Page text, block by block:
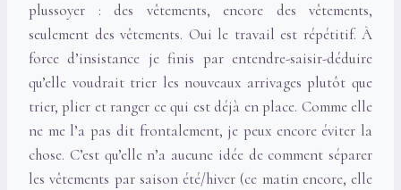
plussoyer : des vêtements, encore des vêtements,
seulement des vêtements. Oui le travail est répétitif. À
force d’insistance je finis par entendre-saisir-déduire
qu’elle voudrait trier les nouveaux arrivages plutôt que
trier, plier et ranger ce qui est déjà en place. Comme elle
ne me l’a pas dit frontalement, je peux encore éviter la
chose. C’est qu’elle n’a aucune idée de comment séparer
les vêtements par saison été/hiver (ce matin encore, elle